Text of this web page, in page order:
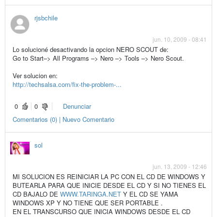
rjsbchile
jun. 10, 2009 - 08:41
Lo solucioné desactivando la opcion NERO SCOUT de:
Go to Start–> All Programs –> Nero –> Tools –> Nero Scout.
Ver solucion en:
http://techsalsa.com/fix-the-problem-...
0 0
Denunciar
Comentarios (0) | Nuevo Comentario
sol
jun. 13, 2009 - 12:46
MI SOLUCION ES REINICIAR LA PC CON EL CD DE WINDOWS Y
BUTEARLA PARA QUE INICIE DESDE EL CD Y SI NO TIENES EL
CD BAJALO DE WWW.TARINGA.NETY EL CD SE YAMA
WINDOWS XP Y NO TIENE QUE SER PORTABLE .
EN EL TRANSCURSO QUE INICIA WINDOWS DESDE EL CD